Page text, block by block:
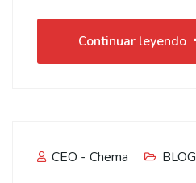
Continuar leyendo
CEO - Chema BLOG